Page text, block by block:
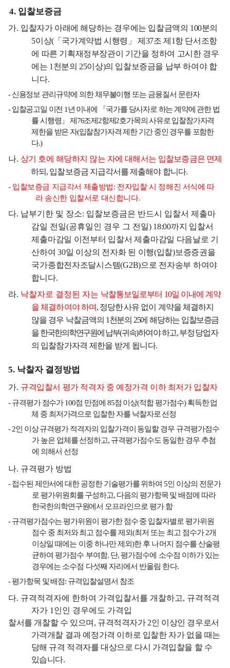
4. 입찰보증금
가. 입찰자가 아래에 해당하는 경우에는 입찰금액의 100분의
5이상(「 국가계약법 시행령 」 제 37조 제 1항 단서조항
에 따른 기획재정부장관이 기간을 정하여 고시한 경우
에는 1 천분의 25이상)의 입찰보증금을 납부 하여야 합
니다.
-신용정보 관리규약에 의한 채무불이행 또는 금융질서 문란자
- 입찰공고일 이전 1년 이내에 「 국가를 당사자로 하는 계약에 관한 법
률 시행령 」 제 76조제 2항제 2호가목의 사유로 입찰참가자격
제한을 받은 자(입찰참가자격 제한 기간 중인 경우를 포함한
다.)
나. 상기 호에 해당하지 않는 자에 대해서는 입찰보증금은 면제
하되 , 입찰보증금 지급각서를 제출해야 합니다.
- 입찰보증금 지급각서 제출방법: 전자입찰 시 정해진 서식에 따
라 송신한 입찰서로 대신합니다.
다. 납부기한 및 장소: 입찰보증금은 반드시 입찰서 제출마
감일 전일(공휴일인 경우 그 전일) 18:00까지 입찰서
제출마감일 이전부터 입찰서 제출마감일 다음날로 기
산하여30일 이상의 전자화 된 이행(입찰)보증증권을
국가종합전자조달시스템(G2B)으로 전자송부 하여야
합니다.
라. 낙찰자로 결정된 자는 낙찰통보일로부터 10일 이내에 계약
을 체결하여야 하며, 정당한사유 없이 계약을 체결하지
않을 경우 낙찰금액의 1천분의 25에 해당하는 입찰보증금
을한국한의학연구원에 납부(귀속)하여야하고,부정당업자
의 입찰참가자격 제한을 받게 됩니다.
5. 낙찰자 결정방법
가. 규격입찰서 평가 적격자 중 예정가격 이하 최저가 입찰자
-규격평가 점수가100점 만점에 85점 이상(적합 평가점수)획득한 업
체 중 최저가격으로 입찰한 자를 낙찰자로 선정
- 2인 이상 규격평가 적격자의 입찰가격이 동일할 경우 규격평가점수
가 높은 업체를 선정하고, 규격평가점수도 동일한 경우 추첨
에 의해서 선정
나. 규격평가 방법
-접수된 제안서에 대한 공정한 기술평가를 위하여 5인 이상의 전문가
로 평가위원회를 구성하고, 다음의 평가항목 및 배점에 따라
한국한의학연구원에서 오프라인으로 평가 함
-규격평가점수는 평가위원이 평가한 점수 중 입찰자별로 평가위원
점수 중 최저와 최고 점수를 제외(최저 또는 최고 점수가2개
이상일 때에는 이중 하나만 제외)한 후 나머지 점수를 산술평
균하여 평가점수 부여함. 단, 평가점수에 소수점 이하가 있는
경우에는 소수점 다섯째 자리에서 반올림 한다.
-평가항목 및 배점: 규격입찰설명서 참조
다. 규격적격자에 한하여 가격입찰서를 개찰하고, 규격적격
자가 1 인인 경우에도 가격입
찰서를 개찰할 수 있으며 , 규격적격자가 2인 이상인 경우로서
가격개찰 결과 예정가격 이하로 입찰한 자가 없을 때는
당해 규격 적격자를 대상으로 다시 가격입찰을 할 수
있습니다.